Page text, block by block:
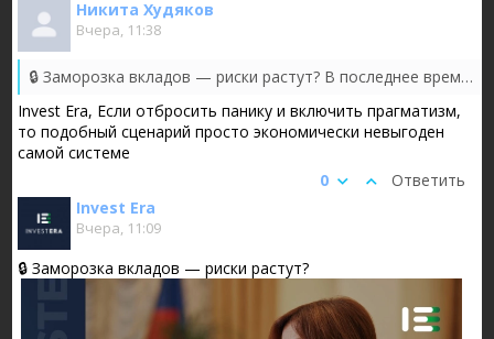
Никита Худяков
Вчера, 11:38
​​🔒 Заморозка вкладов — риски растут? В последнее время снова активизировались разговоры про заморозку вкладов. Напомним, что в прошлый раз...
Invest Era, Если отбросить панику и включить прагматизм,
то подобный сценарий просто экономически невыгоден
самой системе
Ответить
0
Invest Era
Вчера, 11:09
​​🔒 Заморозка вкладов — риски растут?